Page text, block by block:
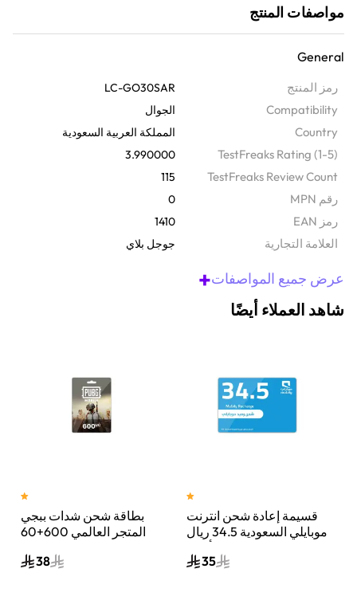
احصل على بطاقة الهدية هذه واستكشف الكثير من التطبيقات والألعاب
والأفلام وغيرها الكثير. مثالية لمستخدمي أندرويد حيث يمكنك الاستمتاع
سعودي، إنها طريقة رائعة للحفاظ على حدود ميزانيتك أو تقديم هدية أو
تدليل نفسك. لاستخدام الرمز الخاص بك، ما عليك سوى فتح متجر جوجل
بلاي، والانتقال إلى الإعدادات، والنقر على رموز الاسترداد، وكتابة الرمز
الخاص بك؛ الأمر سهل.
مواصفات المنتج
General
رمز المنتج LC-GO30SAR
Compatibility الجوال
Country المملكة العربية السعودية
TestFreaks Rating (1-5)
3.990000
TestFreaks Review Count
115
رقم MPN 0
رمز EAN 1410
‫العلامة التجارية جوجل بلاي
عرض جميع المواصفات+
شاهد العملاء أيضًا
بطاقة شحن شدات ببجي
المتجر العالمي 600+60
بالبريد الإلكتروني والرسائل
38
قسيمة إعادة شحن انترنت
موبايلي السعودية 34.5 ريال
سعودي أزرق
35